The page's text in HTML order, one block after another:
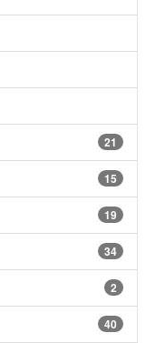
21
15
19
34
2
40